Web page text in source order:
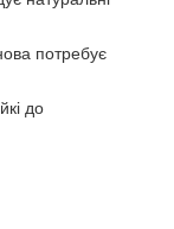
потребує
до